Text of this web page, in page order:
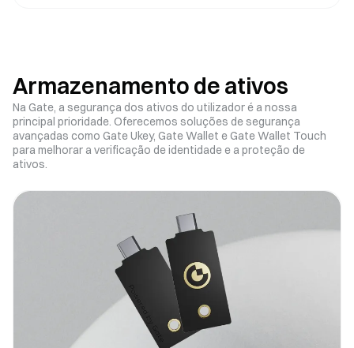
Armazenamento de ativos
Na Gate, a segurança dos ativos do utilizador é a nossa
principal prioridade. Oferecemos soluções de segurança
avançadas como Gate Ukey, Gate Wallet e Gate Wallet Touch
para melhorar a verificação de identidade e a proteção de
ativos.